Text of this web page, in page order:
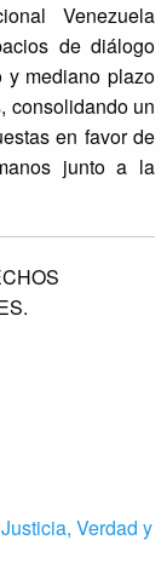
Venezuela
de diálogo
y mediano plazo
consolidando un
en favor de
junto a la
Verdad y